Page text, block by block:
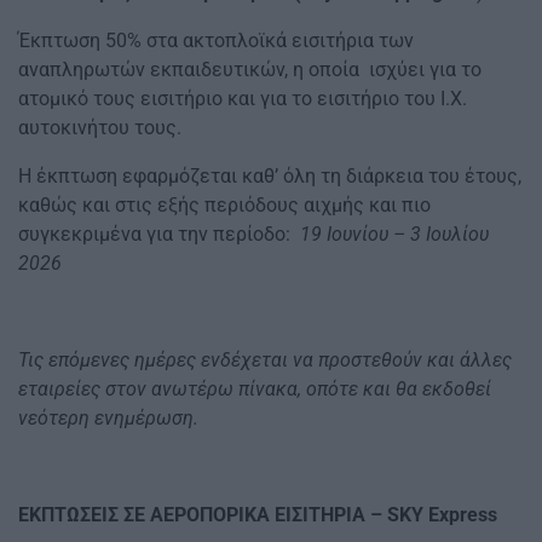
Έκπτωση 50% στα ακτοπλοϊκά εισιτήρια των
αναπληρωτών εκπαιδευτικών, η οποία ισχύει για το
ατομικό τους εισιτήριο και για το εισιτήριο του Ι.Χ.
αυτοκινήτου τους.
Η έκπτωση εφαρμόζεται καθ’ όλη τη διάρκεια του έτους,
καθώς και στις εξής περιόδους αιχμής και πιο
συγκεκριμένα για την περίοδο: 19 Ιουνίου – 3 Ιουλίου
2026
Τις επόμενες ημέρες ενδέχεται να προστεθούν και άλλες
εταιρείες στον ανωτέρω πίνακα, οπότε και θα εκδοθεί
νεότερη ενημέρωση.
ΕΚΠΤΩΣΕΙΣ ΣΕ ΑΕΡΟΠΟΡΙΚΑ ΕΙΣΙΤΗΡΙΑ – SKY Express